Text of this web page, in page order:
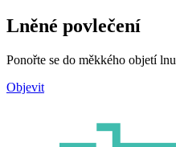
Lněné povlečení
Ponořte se do měkkého objetí lnu
Objevit